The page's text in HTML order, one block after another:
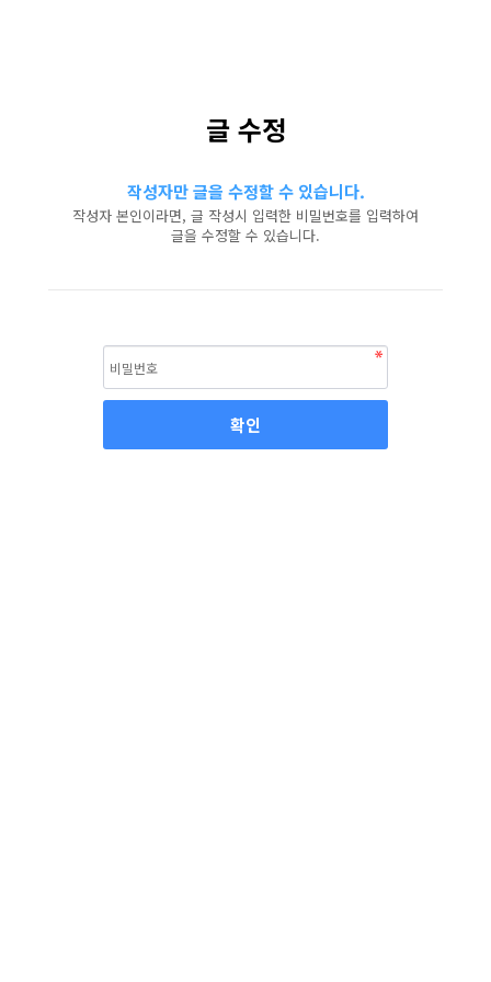
글 수정
작성자만 글을 수정할 수 있습니다.
작성자 본인이라면, 글 작성시 입력한 비밀번호를 입력하여
글을 수정할 수 있습니다.